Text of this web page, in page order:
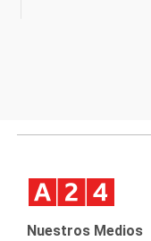
Nuestros Medios